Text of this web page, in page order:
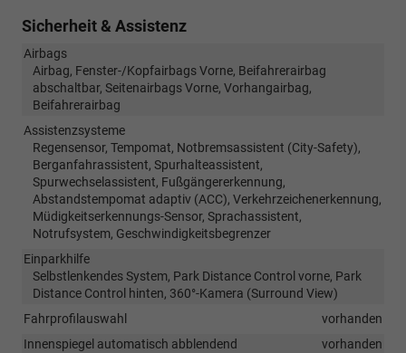
Sicherheit & Assistenz
Airbags
Airbag, Fenster-/Kopfairbags Vorne, Beifahrerairbag
abschaltbar, Seitenairbags Vorne, Vorhangairbag,
Beifahrerairbag
Assistenzsysteme
Regensensor, Tempomat, Notbremsassistent (City-Safety),
Berganfahrassistent, Spurhalteassistent,
Spurwechselassistent, Fußgängererkennung,
Abstandstempomat adaptiv (ACC), Verkehrzeichenerkennung,
Müdigkeitserkennungs-Sensor, Sprachassistent,
Notrufsystem, Geschwindigkeitsbegrenzer
Einparkhilfe
Selbstlenkendes System, Park Distance Control vorne, Park
Distance Control hinten, 360°-Kamera (Surround View)
Fahrprofilauswahl
vorhanden
Innenspiegel automatisch abblendend
vorhanden